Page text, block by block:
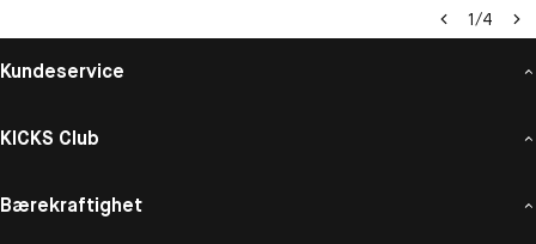
1/4
Kundeservice
KICKS Club
Bærekraftighet